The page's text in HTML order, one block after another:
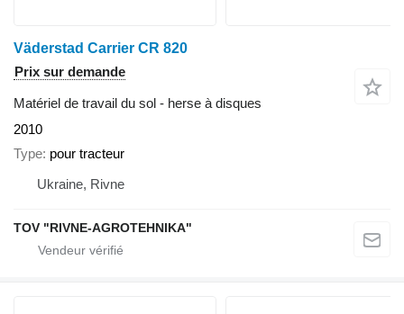
Väderstad Carrier CR 820
Prix sur demande
Matériel de travail du sol - herse à disques
2010
Type pour tracteur
Ukraine, Rivne
TOV "RIVNE-AGROTEHNIKA"